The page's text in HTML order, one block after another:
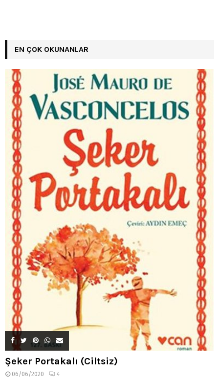
EN ÇOK OKUNANLAR
Şeker Portakalı (Ciltsiz)
06/06/2020 4